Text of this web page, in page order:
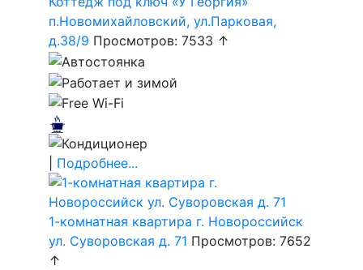
п.Новомихайловский, ул.Парковая,
д.38/9 Просмотров: 7533 ↑
Подробнее...
1-комнатная квартира г. Новороссийск
ул. Суворовская д. 71 Просмотров: 7652
↑